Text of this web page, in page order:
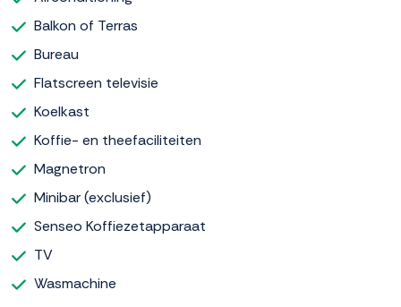
Balkon of Terras
Bureau
Flatscreen televisie
Koelkast
Koffie- en theefaciliteiten
Magnetron
Minibar (exclusief)
Senseo Koffiezetapparaat
TV
Wasmachine